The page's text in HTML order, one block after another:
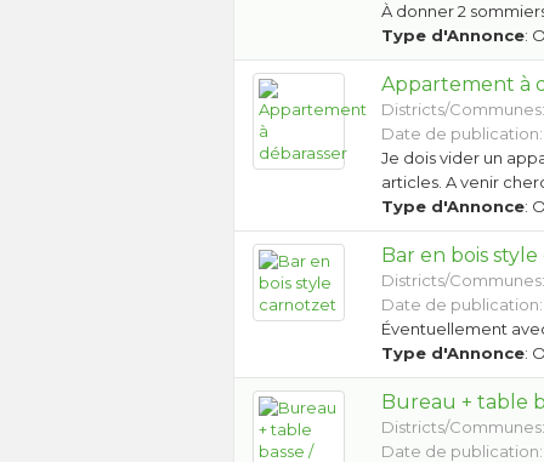
À donner 2
Type d'Annonce:
Appartement à
Districts/
Date de
Je dois vider un
articles. A venir
Type d'Annonce:
Bar en bois
Districts/
Date de
Éventuellement
Type d'Annonce:
Bureau + table
Districts/
Date de publication: